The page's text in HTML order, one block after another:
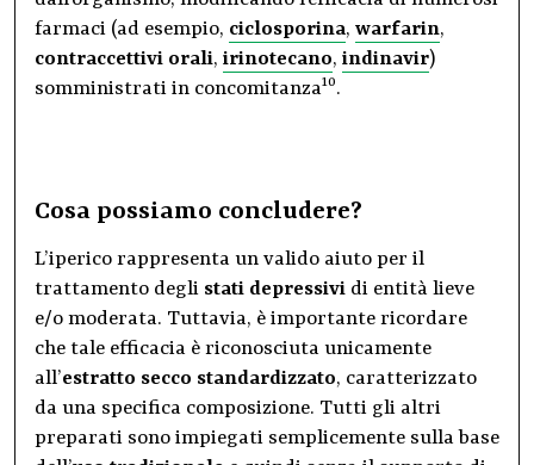
farmaci (ad esempio, ciclosporina, warfarin,
contraccettivi orali, irinotecano, indinavir)
somministrati in concomitanza10.
Cosa possiamo concludere?
L’iperico rappresenta un valido aiuto per il
trattamento degli stati depressivi di entità lieve
e/o moderata. Tuttavia, è importante ricordare
che tale efficacia è riconosciuta unicamente
all’estratto secco standardizzato, caratterizzato
da una specifica composizione. Tutti gli altri
preparati sono impiegati semplicemente sulla base